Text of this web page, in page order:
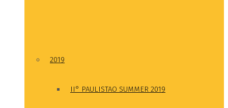
2019
II° PAULISTAO SUMMER 2019